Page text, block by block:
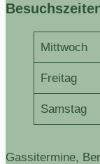
Mittwoch
Freitag
Samstag
Gassitermine,